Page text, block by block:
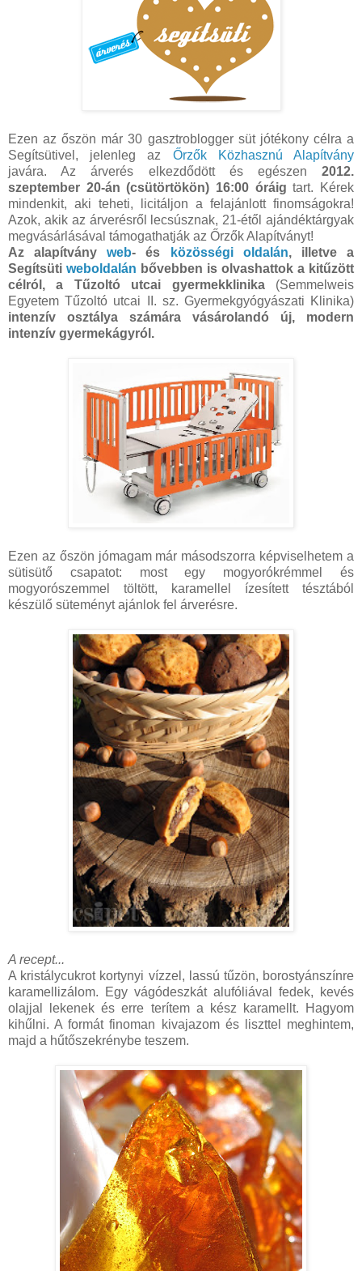
Ezen az őszön már 30 gasztroblogger süt jótékony célra a
Segítsütivel, jelenleg az Őrzők Közhasznú Alapítvány
javára. Az árverés elkezdődött és egészen 2012.
szeptember 20-án (csütörtökön) 16:00 óráig tart. Kérek
mindenkit, aki teheti, licitáljon a felajánlott finomságokra!
Azok, akik az árverésről lecsúsznak, 21-étől ajándéktárgyak
megvásárlásával támogathatják az Őrzők Alapítványt!
Az alapítványweb- és közösségi oldalán, illetve a
Segítsüti weboldalán bővebben is olvashattok a kitűzött
célról, a Tűzoltó utcai gyermekklinika (Semmelweis
Egyetem Tűzoltó utcai II. sz. Gyermekgyógyászati Klinika)
intenzív osztálya számára vásárolandó új, modern
intenzív gyermekágyról.
Ezen az őszön jómagam már másodszorra képviselhetem a
sütisütő csapatot: most egy mogyorókrémmel és
mogyorószemmel töltött, karamellel ízesített tésztából
készülő süteményt ajánlok fel árverésre.
A recept...
A kristálycukrot kortynyi vízzel, lassú tűzön, borostyánszínre
karamellizálom. Egy vágódeszkát alufóliával fedek, kevés
olajjal lekenek és erre terítem a kész karamellt. Hagyom
kihűlni. A formát finoman kivajazom és liszttel meghintem,
majd a hűtőszekrénybe teszem.